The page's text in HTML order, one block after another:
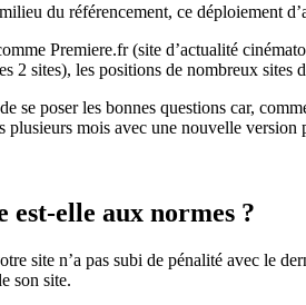
du référencement, ce déploiement
Premiere.fr (site d’actualité
2 sites), les positions de nombreux
se poser les bonnes questions car,
plusieurs mois avec une nouvelle version
est-elle aux normes ?
site n’a pas subi de pénalité avec le
son site.